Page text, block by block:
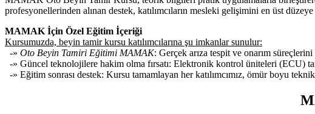
profesyonellerinden alınan destek, katılımcıların mesleki gelişimini en üst düzeye
MAMAK İçin Özel Eğitim İçeriği
Kursumuzda, beyin tamir kursu katılımcılarına şu imkanlar sunulur:
-» Oto Beyin Tamiri Eğitimi MAMAK: Gerçek arıza tespit ve onarım
-» Güncel teknolojilere hakim olma fırsatı: Elektronik kontrol üniteleri (ECU)
-» Eğitim sonrası destek: Kursu tamamlayan her katılımcımız, ömür boyu